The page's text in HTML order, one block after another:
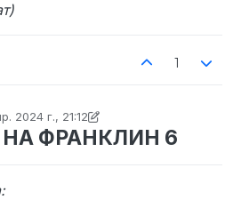
1
2024 г., 21:12
Bobr
ФРАНКЛИН 6